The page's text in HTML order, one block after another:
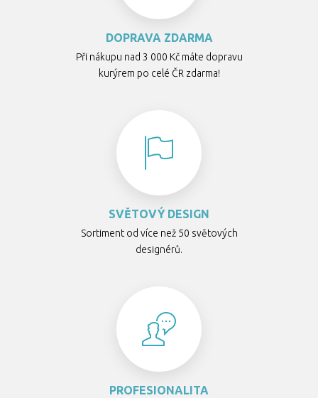
DOPRAVA ZDARMA
Při nákupu nad 3 000 Kč máte dopravu
kurýrem po celé ČR zdarma!
SVĚTOVÝ DESIGN
Sortiment od více než 50 světových
designérů.
PROFESIONALITA